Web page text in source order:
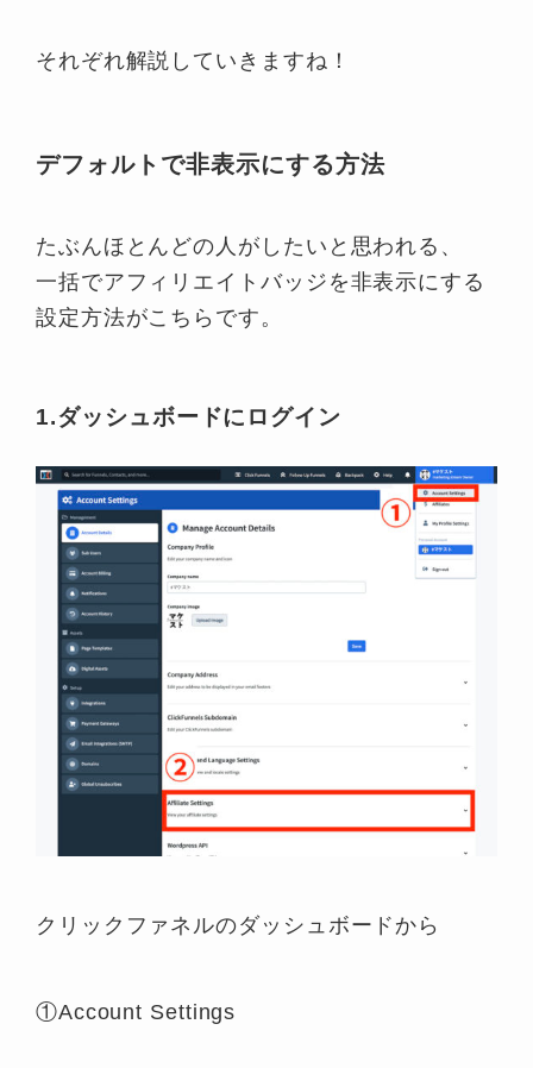
それぞれ解説していきますね！
デフォルトで非表示にする方法
たぶんほとんどの人がしたいと思われる、
一括でアフィリエイトバッジを非表示にする
設定方法がこちらです。
1.ダッシュボードにログイン
クリックファネルのダッシュボードから
①Account Settings